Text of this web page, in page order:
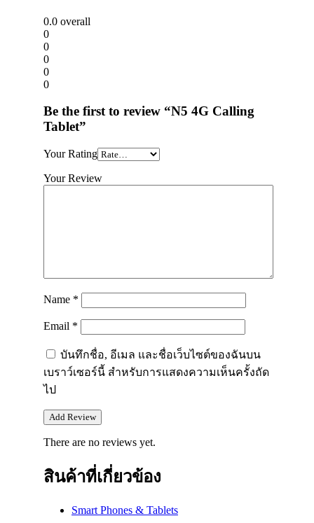
0.0 overall
0
0
0
0
0
Be the first to review “N5 4G Calling
Tablet”
Your Rating
Your Review
Name *
Email *
บันทึกชื่อ, อีเมล และชื่อเว็บไซต์ของฉันบน
เบราว์เซอร์นี้ สำหรับการแสดงความเห็นครั้งถัด
ไป
There are no reviews yet.
สินค้าที่เกี่ยวข้อง
Smart Phones & Tablets